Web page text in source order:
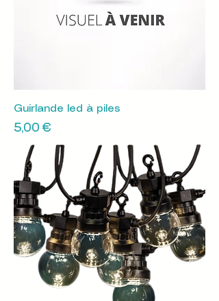
Guirlande led à piles
Prix
5,00 €